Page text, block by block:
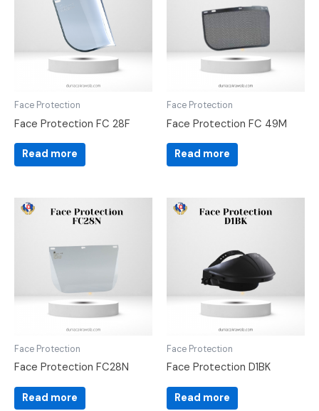
Face Protection
Face Protection FC 28F
Read more
Face Protection
Face Protection FC 49M
Read more
Face Protection
Face Protection FC28N
Read more
Face Protection
Face Protection D1BK
Read more